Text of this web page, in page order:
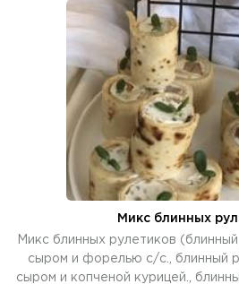
Микс блинных
Микс блинных рулетиков
сыром и форелью с/с., блинный
сыром и копченой курицей.,